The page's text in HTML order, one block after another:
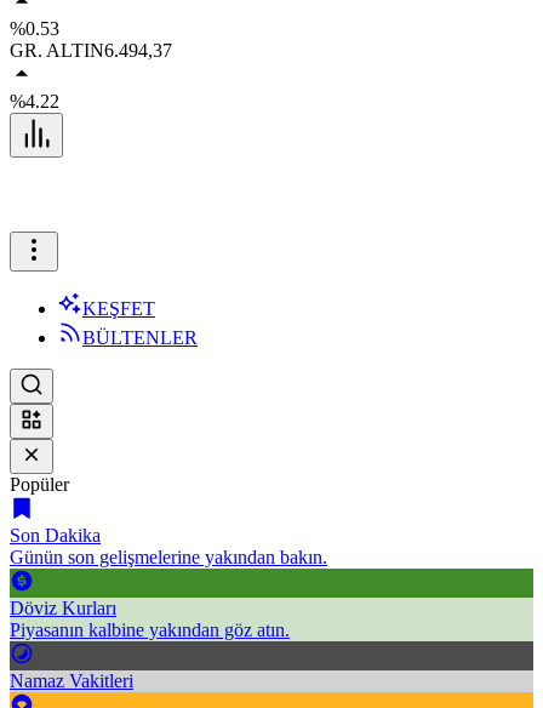
%0.53
GR. ALTIN6.494,37
%4.22
KEŞFET
BÜLTENLER
Popüler
Son Dakika
Günün son gelişmelerine yakından bakın.
Döviz Kurları
Piyasanın kalbine yakından göz atın.
Namaz Vakitleri